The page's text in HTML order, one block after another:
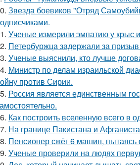
Звезда боевиков "Отряд
Ученые измерили эмпатию у крыс
Петербуржца задержали за
Ученые выяснили, кто лучше
Министр по делам израильской
против Сирии.
Россия является единственным
Как построить вселенную всего в
На границе Пакистана и
Пенсионер сжёг 6 машин, пытаясь
Ученые проверили на людях